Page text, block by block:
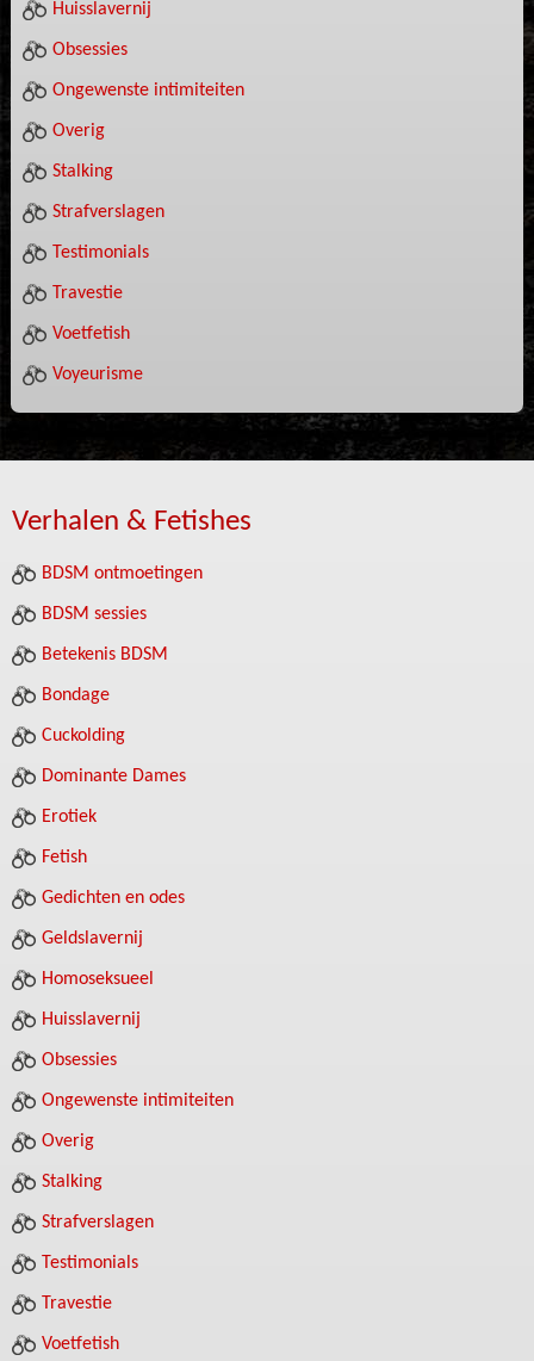
Huisslavernij
Obsessies
Ongewenste intimiteiten
Overig
Stalking
Strafverslagen
Testimonials
Travestie
Voetfetish
Voyeurisme
Verhalen & Fetishes
BDSM ontmoetingen
BDSM sessies
Betekenis BDSM
Bondage
Cuckolding
Dominante Dames
Erotiek
Fetish
Gedichten en odes
Geldslavernij
Homoseksueel
Huisslavernij
Obsessies
Ongewenste intimiteiten
Overig
Stalking
Strafverslagen
Testimonials
Travestie
Voetfetish